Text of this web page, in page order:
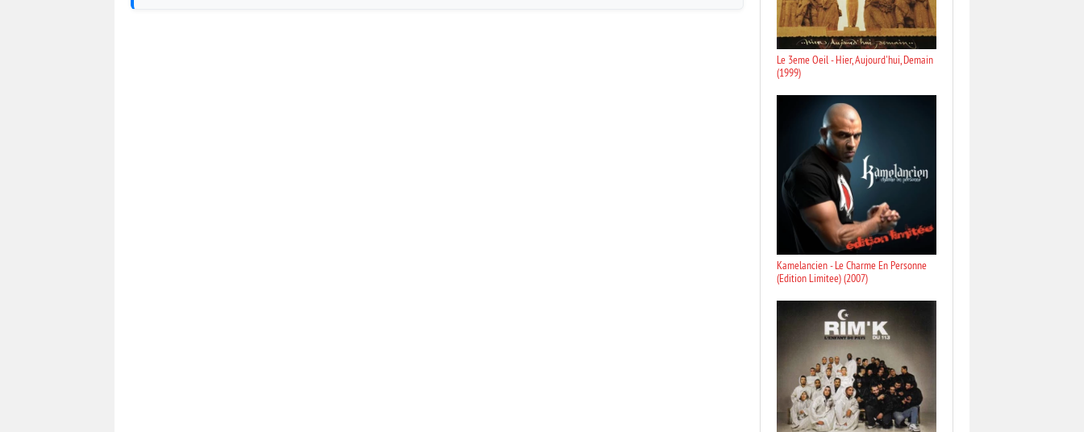
Le 3eme Oeil - Hier, Aujourd'hui, Demain
(1999)
Kamelancien - Le Charme En Personne
(Edition Limitee) (2007)